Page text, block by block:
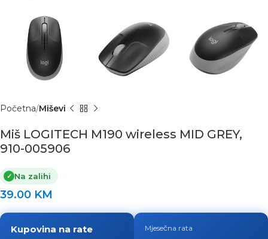
Početna Miševi
Miš LOGITECH M190 wireless MID GREY,
910-005906
✓ Na zalihi
39.00 KM
Kupovina na rate Mjesečna rata